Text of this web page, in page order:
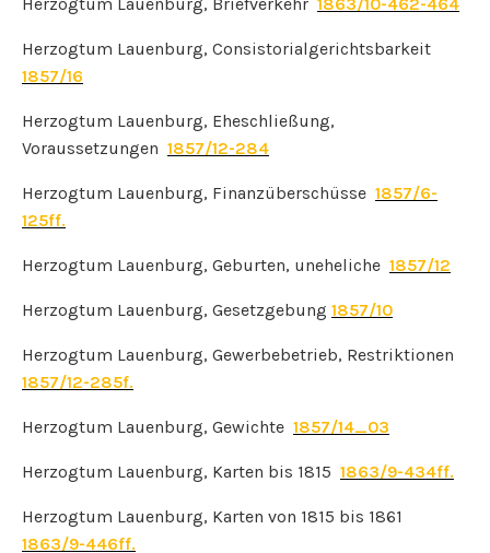
Herzogtum Lauenburg, Consistorialgerichtsbarkeit
1857/16
Herzogtum Lauenburg, Eheschließung,
Voraussetzungen 1857/12-284
Herzogtum Lauenburg, Finanzüberschüsse 1857/6-
125ff.
Herzogtum Lauenburg, Geburten, uneheliche 1857/12
Herzogtum Lauenburg, Gesetzgebung 1857/10
Herzogtum Lauenburg, Gewerbebetrieb, Restriktionen
1857/12-285f.
Herzogtum Lauenburg, Gewichte 1857/14_03
Herzogtum Lauenburg, Karten bis 1815 1863/9-434ff.
Herzogtum Lauenburg, Karten von 1815 bis 1861
1863/9-446ff.